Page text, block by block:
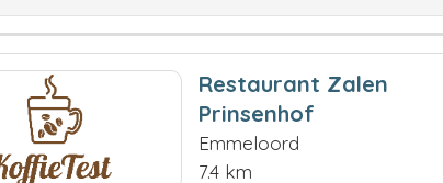
Restaurant Zalen
Prinsenhof
Emmeloord
7.4 km